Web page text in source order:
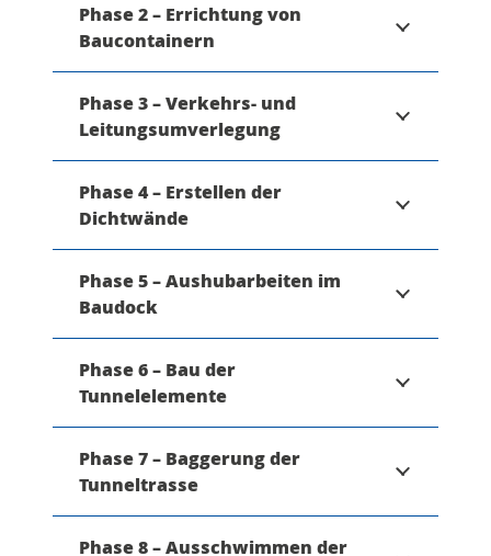
Phase 2 – Errichtung von
Baucontainern
Phase 3 – Verkehrs- und
Leitungsumverlegung
Phase 4 – Erstellen der
Dichtwände
Phase 5 – Aushubarbeiten im
Baudock
Phase 6 – Bau der
Tunnelelemente
Phase 7 – Baggerung der
Tunneltrasse
Phase 8 – Ausschwimmen der